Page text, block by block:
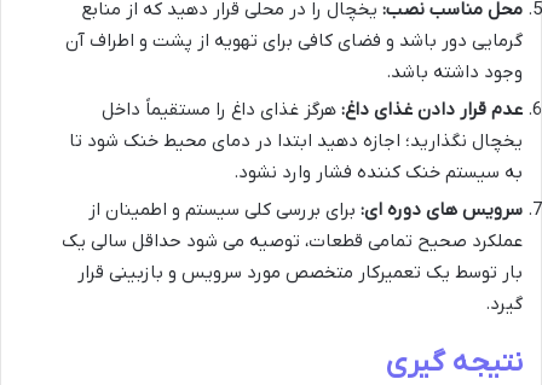
محل مناسب نصب: یخچال را در محلی قرار دهید که از منابع
گرمایی دور باشد و فضای کافی برای تهویه از پشت و اطراف آن
وجود داشته باشد.
عدم قرار دادن غذای داغ: هرگز غذای داغ را مستقیماً داخل
یخچال نگذارید؛ اجازه دهید ابتدا در دمای محیط خنک شود تا
به سیستم خنک کننده فشار وارد نشود.
سرویس های دوره ای: برای بررسی کلی سیستم و اطمینان از
عملکرد صحیح تمامی قطعات، توصیه می شود حداقل سالی یک
بار توسط یک تعمیرکار متخصص مورد سرویس و بازبینی قرار
گیرد.
نتیجه گیری